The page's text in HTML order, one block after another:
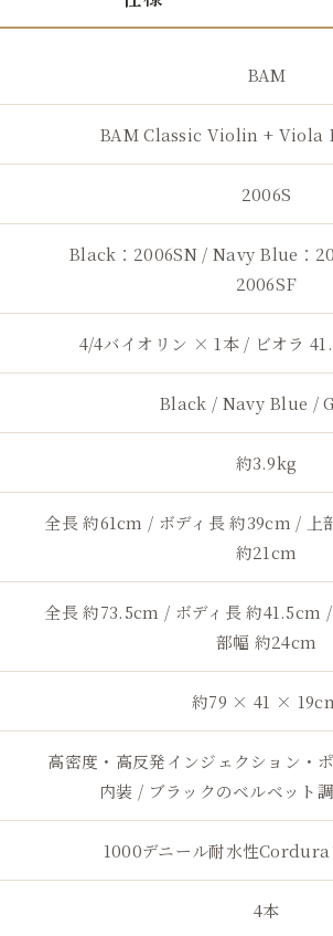
BAM
BAM Classic Violin + Viola
2006S
Black：2006SN / Navy Blue：
2006SF
4/4バイオリン × 1本 / ビオラ
Black / Navy Blue /
約3.9kg
全長 約61cm / ボディ長 約39cm / 上
約21cm
全長 約73.5cm / ボディ長 約41.5cm
部幅 約24cm
約79 × 41 ×
高密度・高反発インジェクション・
内装 / ブラックのベルベット
1000デニール耐水性Cordura
4本